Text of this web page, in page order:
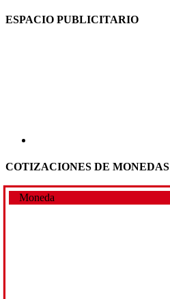
ESPACIO PUBLICITARIO
COTIZACIONES DE MONEDAS
Moneda